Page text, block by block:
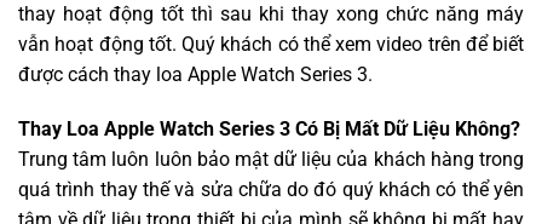
thay hoạt động tốt thì sau khi thay xong chức năng máy
vẫn hoạt động tốt. Quý khách có thể xem video trên để biết
được cách thay loa Apple Watch Series 3.
Thay Loa Apple Watch Series 3 Có Bị Mất Dữ Liệu Không?
Trung tâm luôn luôn bảo mật dữ liệu của khách hàng trong
quá trình thay thế và sửa chữa do đó quý khách có thể yên